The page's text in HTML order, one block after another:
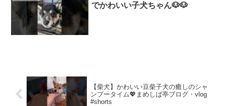
でかわいい子犬ちゃん🐶🐶
【柴犬】かわいい豆柴子犬の癒しのシャ
ンプータイム💖まめしば亭ブログ・vlog
#shorts